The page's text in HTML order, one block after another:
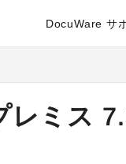
DocuWare サ
レミス